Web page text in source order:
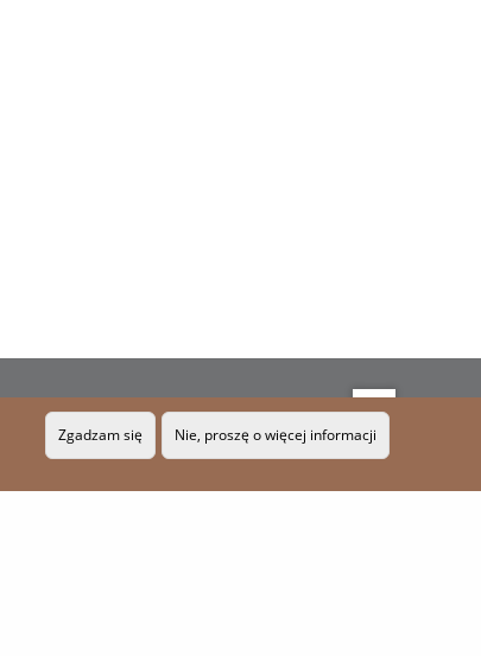
RSS MAPA STRONY
Zgadzam się Nie, proszę o więcej informacji